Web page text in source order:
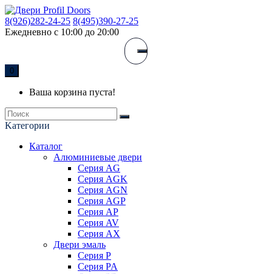
8(926)282-24-25 8(495)390-27-25
Ежедневно с 10:00 до 20:00
0
Ваша корзина пуста!
Kатегории
Каталог
Алюминиевые двери
Серия AG
Серия AGK
Серия AGN
Серия AGP
Серия AP
Серия AV
Серия AX
Двери эмаль
Серия P
Серия PA